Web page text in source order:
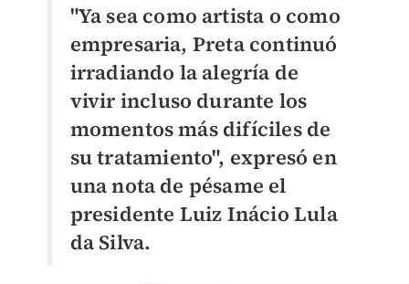
"Ya sea como artista o como
empresaria, Preta continuó
irradiando la alegría de
vivir incluso durante los
momentos más difíciles de
su tratamiento", expresó en
una nota de pésame el
presidente Luiz Inácio Lula
da Silva.